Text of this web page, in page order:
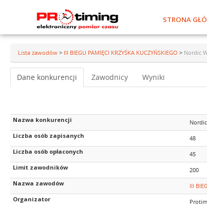
STRONA
Lista zawodów > III BIEGU PAMIĘCI KRZYŚKA KUCZYŃSKIEGO > Nordic
Dane konkurencji Zawodnicy Wyniki
Nazwa konkurencji
Liczba osób zapisanych
48
Liczba osób opłaconych
45
Limit zawodników
200
Nazwa zawodów
III
Organizator